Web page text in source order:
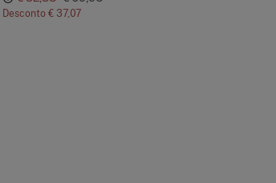
Desconto € 37,07